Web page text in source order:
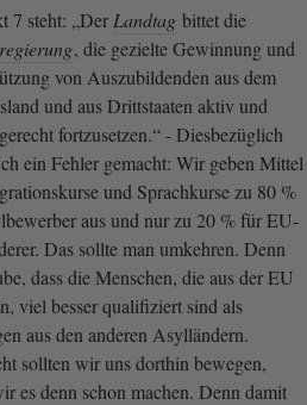
7 steht: „Der Landtag bittet die
, die gezielte Gewinnung und
von Auszubildenden aus dem
und aus Drittstaaten aktiv und
fortzusetzen.“ - Diesbezüglich
ein Fehler gemacht: Wir geben Mittel
und Sprachkurse zu 80 %
aus und nur zu 20 % für EU-
Das sollte man umkehren. Denn
dass die Menschen, die aus der EU
viel besser qualifiziert sind als
aus den anderen Asylländern.
sollten wir uns dorthin bewegen,
es denn schon machen. Denn damit